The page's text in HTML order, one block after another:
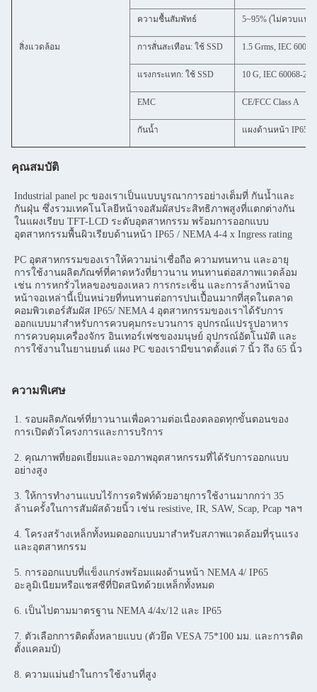
สิ่งแวดล้อม
ความชื้นสัมพัทธ์ 5~95% (ไม่ควบแน่น)
การสั่นสะเทือน: ใช้ SSD 1.5 Grms, IEC
แรงกระแทก: ใช้ SSD 10 G, IEC 60068-2-
EMC CE/FCC Class A
กันน้ำ แผงด้านหน้า IP65
คุณสมบัติ
Industrial panel pc ของเราเป็นแบบบูรณาการอย่างเต็มที่ กันน้ำและ
กันฝุ่น ซึ่งรวมเทคโนโลยีหน้าจอสัมผัสประสิทธิภาพสูงที่แตกต่างกัน
ในแผงเรียบ TFT-LCD ระดับอุตสาหกรรม พร้อมการออกแบบ
อุตสาหกรรมพื้นผิวเรียบด้านหน้า IP65 / NEMA 4-4 x Ingress rating
PC อุตสาหกรรมของเราให้ความน่าเชื่อถือ ความทนทาน และอายุ
การใช้งานผลิตภัณฑ์ที่คาดหวังที่ยาวนาน ทนทานต่อสภาพแวดล้อม
เช่น การหกรั่วไหลของของเหลว การกระเซ็น และการล้างหน้าจอ
หน้าจอเหล่านี้เป็นหน่วยที่ทนทานต่อการปนเปื้อนมากที่สุดในตลาด
คอมพิวเตอร์สัมผัส IP65/ NEMA 4 อุตสาหกรรมของเราได้รับการ
ออกแบบมาสำหรับการควบคุมกระบวนการ อุปกรณ์แปรรูปอาหาร
การควบคุมเครื่องจักร อินเทอร์เฟซของมนุษย์ อุปกรณ์อัตโนมัติ และ
การใช้งานในยานยนต์ แผง PC ของเรามีขนาดตั้งแต่ 7 นิ้ว ถึง 65 นิ้ว
ความพิเศษ
1. รอบผลิตภัณฑ์ที่ยาวนานเพื่อความต่อเนื่องตลอดทุกขั้นตอนของ
การเปิดตัวโครงการและการบริการ
2. คุณภาพที่ยอดเยี่ยมและจอภาพอุตสาหกรรมที่ได้รับการออกแบบ
อย่างสูง
3. ให้การทำงานแบบไร้การดริฟท์ด้วยอายุการใช้งานมากกว่า 35
ล้านครั้งในการสัมผัสด้วยนิ้ว เช่น resistive, IR, SAW, Scap, Pcap ฯลฯ
4. โครงสร้างเหล็กทั้งหมดออกแบบมาสำหรับสภาพแวดล้อมที่รุนแรง
และอุตสาหกรรม
5. การออกแบบที่แข็งแกร่งพร้อมแผงด้านหน้า NEMA 4/ IP65
อะลูมิเนียมหรือแชสซีที่ปิดสนิทด้วยเหล็กทั้งหมด
6. เป็นไปตามมาตรฐาน NEMA 4/4x/12 และ IP65
7. ตัวเลือกการติดตั้งหลายแบบ (ตัวยึด VESA 75*100 มม. และการติด
ตั้งแคลมป์)
8. ความแม่นยำในการใช้งานที่สูง